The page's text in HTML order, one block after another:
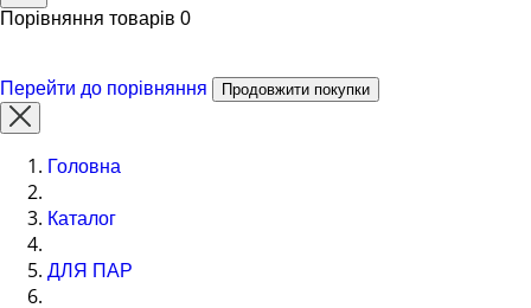
Порівняння товарів 0
Перейти до порівняння Продовжити покупки
Головна
Каталог
ДЛЯ ПАР